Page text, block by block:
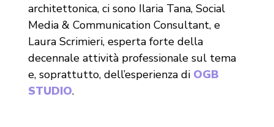
architettonica, ci sono Ilaria Tana, Social
Media & Communication Consultant, e
Laura Scrimieri, esperta forte della
decennale attività professionale sul tema
e, soprattutto, dell’esperienza di OGB
STUDIO.